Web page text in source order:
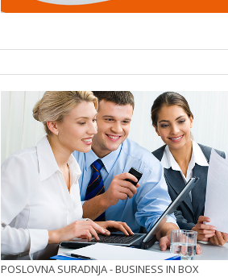
POSLOVNA SURADNJA - BUSINESS IN BOX